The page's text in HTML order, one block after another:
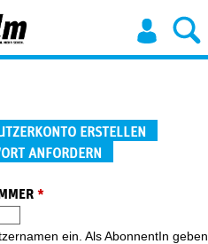
Navigation
ERSTELLEN
ANFORDERN
*
ein. Als AbonnentIn geben